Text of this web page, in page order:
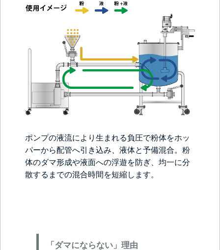
ポンプの液流により生まれる負圧で粉体をホッ
パーから配管へ引き込み、液体と予備混合。粉
体のダマ形成や液面への浮遊を防ぎ、均一に分
散するまでの混合時間を短縮します。
「ダマにならない」理由